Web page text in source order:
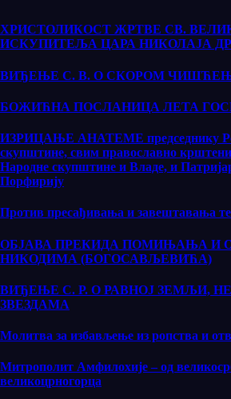
ХРИСТОЛИКОСТ ЖРТВЕ СВ.
ИСКУПИТЕЉА ЦАРА НИКОЛАЈА
ВИЂЕЊЕ С. В. О СКОРOМ
БОЖИЋНА ПОСЛАНИЦА ЛЕТА
ИЗРИЦАЊЕ АНАТЕМЕ председнику
скупштине, свим православно
Народне скупштине и Владе, и
Порфирију
Против пресађивања и завештавања
ОБЈАВА ПРЕКИДА ПОМИЊАЊА И
НИКОДИМА (БОГОСАВЉЕВИЋА)
ВИЂЕЊЕ С. Р. О РАВНОЈ ЗЕМЉИ,
ЗВЕЗДАМА
Молитва за избављење из ропства и
Митрополит Амфилохије – од
великоцрногорца